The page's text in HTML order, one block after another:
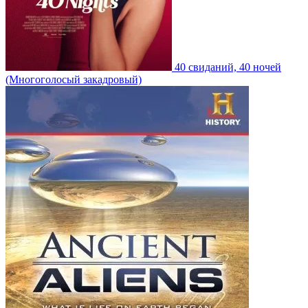
40 свиданий, 40 ночей
(Многоголосый закадровый)